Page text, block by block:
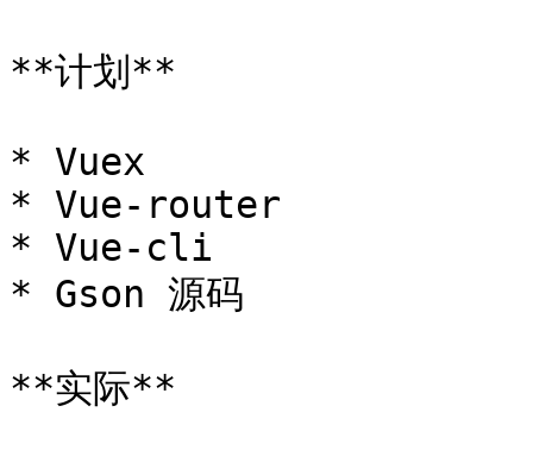
**计划**
* Vuex
* Vue-router
* Vue-cli
* Gson 源码
**实际**